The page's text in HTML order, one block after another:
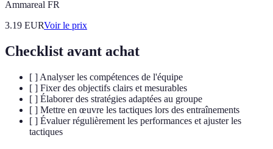
Ammareal FR
3.19 EURVoir le prix
Checklist avant achat
[ ] Analyser les compétences de l'équipe
[ ] Fixer des objectifs clairs et mesurables
[ ] Élaborer des stratégies adaptées au groupe
[ ] Mettre en œuvre les tactiques lors des entraînements
[ ] Évaluer régulièrement les performances et ajuster les
tactiques